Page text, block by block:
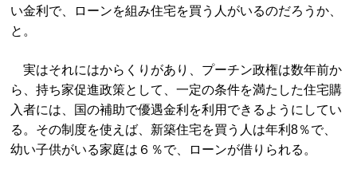
い金利で、ローンを組み住宅を買う人がいるのだろうか、
と。
実はそれにはからくりがあり、プーチン政権は数年前か
ら、持ち家促進政策として、一定の条件を満たした住宅購
入者には、国の補助で優遇金利を利用できるようにしてい
る。その制度を使えば、新築住宅を買う人は年利8％で、
幼い子供がいる家庭は６％で、ローンが借りられる。